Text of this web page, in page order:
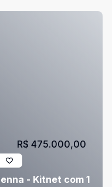
- Kitnet com 1
R$ 475.000,00